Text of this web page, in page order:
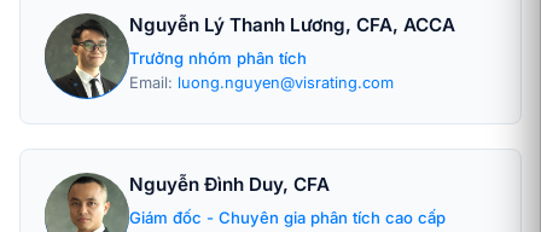
Nguyễn Lý Thanh Lương, CFA, ACCA
Trưởng nhóm phân tích
Email: luong.nguyen@visrating.com
Nguyễn Đình Duy, CFA
Giám đốc - Chuyên gia phân tích cao cấp